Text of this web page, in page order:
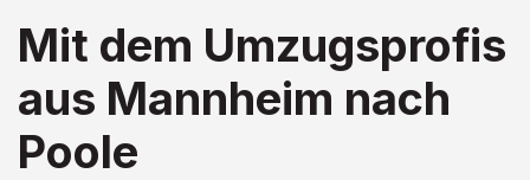
Mit dem Umzugsprofis
aus Mannheim nach
Poole